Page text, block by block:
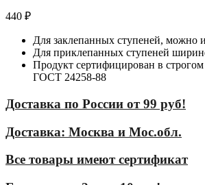
440 ₽
Для заклепанных ступеней, можно
Для приклепанных ступеней
Продукт сертифицирован в строгом
ГОСТ 24258-88
Доставка по России от 99 руб!
Доставка: Москва и Мос.обл.
Все товары имеют сертификат